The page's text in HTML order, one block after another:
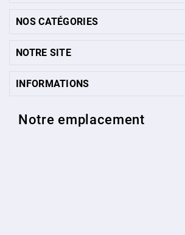
NOS CATÉGORIES
NOTRE SITE
INFORMATIONS
Notre emplacement